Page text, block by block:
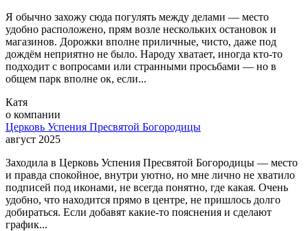
Я обычно захожу сюда погулять между делами — место
удобно расположено, прям возле нескольких остановок и
магазинов. Дорожки вполне приличные, чисто, даже под
дождём неприятно не было. Народу хватает, иногда кто-то
подходит с вопросами или странными просьбами — но в
общем парк вполне ок, если...
Катя
о компании
Церковь Успения Пресвятой Богородицы
август 2025
Заходила в Церковь Успения Пресвятой Богородицы — место
и правда спокойное, внутри уютно, но мне лично не хватило
подписей под иконами, не всегда понятно, где какая. Очень
удобно, что находится прямо в центре, не пришлось долго
добираться. Если добавят какие-то пояснения и сделают
график...